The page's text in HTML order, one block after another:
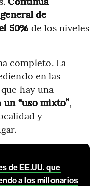
de
50% de los niveles
completo. La
en las
hay una
un “uso mixto”,
y
de EE.UU. que
a los millonarios